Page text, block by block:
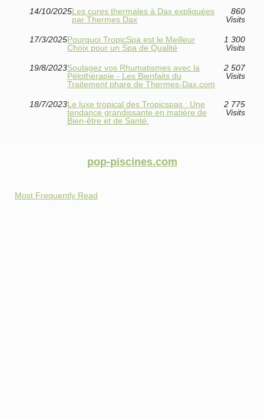
14/10/2025Les cures thermales à Dax expliquées
par Thermes Dax
860
Visits
17/3/2025Pourquoi TropicSpa est le Meilleur
Choix pour un Spa de Qualité
1 300
Visits
19/8/2023Soulagez vos Rhumatismes avec la
Pélothérapie - Les Bienfaits du
Traitement phare de Thermes-Dax.com
2 507
Visits
18/7/2023Le luxe tropical des Tropicspas : Une
tendance grandissante en matière de
Bien-être et de Santé.
2 775
Visits
pop-piscines.com
Most Frequently Read